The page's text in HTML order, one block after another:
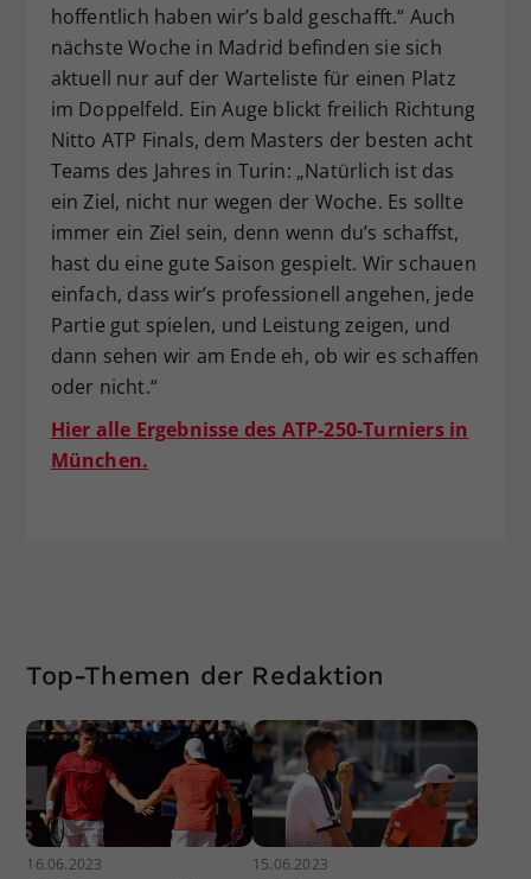
hoffentlich haben wir’s bald geschafft.“ Auch
nächste Woche in Madrid befinden sie sich
aktuell nur auf der Warteliste für einen Platz
im Doppelfeld. Ein Auge blickt freilich Richtung
Nitto ATP Finals, dem Masters der besten acht
Teams des Jahres in Turin: „Natürlich ist das
ein Ziel, nicht nur wegen der Woche. Es sollte
immer ein Ziel sein, denn wenn du’s schaffst,
hast du eine gute Saison gespielt. Wir schauen
einfach, dass wir’s professionell angehen, jede
Partie gut spielen, und Leistung zeigen, und
dann sehen wir am Ende eh, ob wir es schaffen
oder nicht.“
Hier alle Ergebnisse des ATP-250-Turniers in
München.
Top-Themen der Redaktion
16.06.2023 15.06.2023